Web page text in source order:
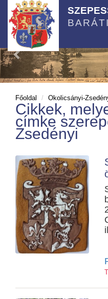
Főoldal Okolicsányi-
Cikkek,
címke
Zsedényi